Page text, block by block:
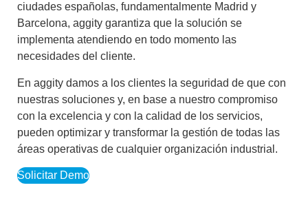
ciudades españolas, fundamentalmente Madrid y
Barcelona, aggity garantiza que la solución se
implementa atendiendo en todo momento las
necesidades del cliente.
En aggity damos a los clientes la seguridad de que con
nuestras soluciones y, en base a nuestro compromiso
con la excelencia y con la calidad de los servicios,
pueden optimizar y transformar la gestión de todas las
áreas operativas de cualquier organización industrial.
Solicitar Demo